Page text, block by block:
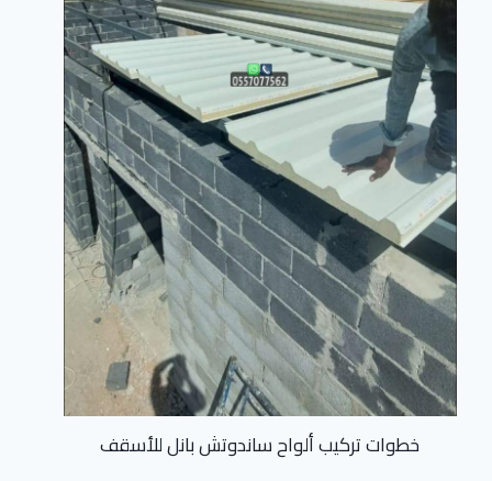
خطوات تركيب ألواح ساندوتش بانل للأسقف